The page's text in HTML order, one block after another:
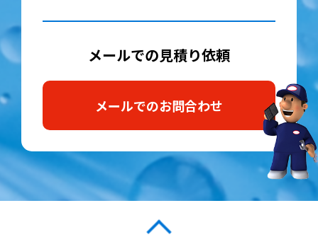
メールでの見積り依頼
メールでのお問合わせ